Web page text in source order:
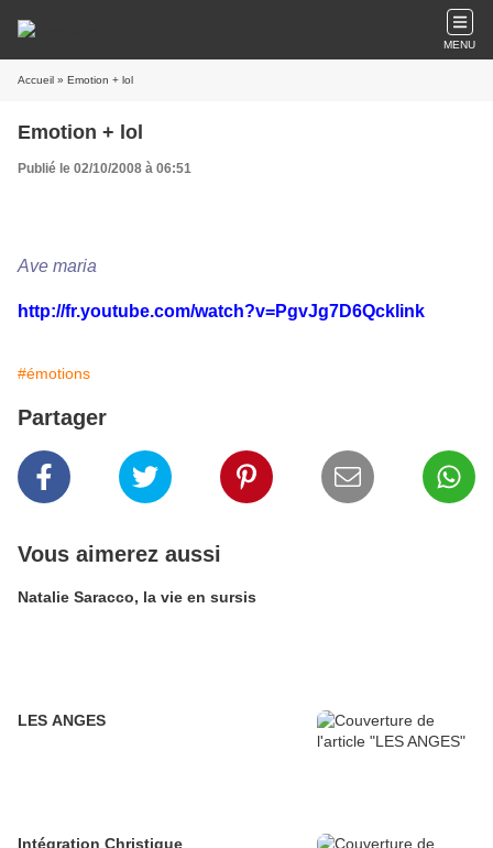
MENU
Accueil » Emotion + lol
Emotion + lol
Publié le 02/10/2008 à 06:51
Ave maria
http://fr.youtube.com/watch?v=PgvJg7D6Qck link
#émotions
Partager
Vous aimerez aussi
Natalie Saracco, la vie en sursis
LES ANGES
Intégration Christique